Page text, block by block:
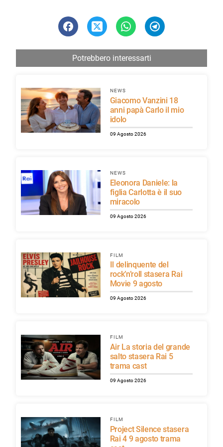
Potrebbero interessarti
NEWS
Giacomo Vanzini 18
anni papà Carlo il mio
idolo
09 Agosto 2026
NEWS
Eleonora Daniele: la
figlia Carlotta è il suo
miracolo
09 Agosto 2026
FILM
rock’n’roll stasera Rai
Movie 9 agosto
09 Agosto 2026
FILM
Air La storia del grande
salto stasera Rai 5
trama cast
09 Agosto 2026
FILM
Project Silence stasera
Rai 4 9 agosto trama